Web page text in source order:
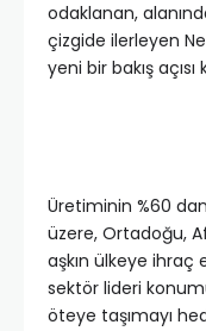
odaklanan,
çizgide ilerleyen
yeni bir bakış açısı
Üretiminin %60
üzere, Ortadoğu,
aşkın ülkeye ihraç
sektör lideri
öteye taşımayı